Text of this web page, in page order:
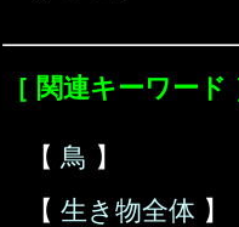
［ 関連キーワード
【 鳥 】
【 生き物全体 】